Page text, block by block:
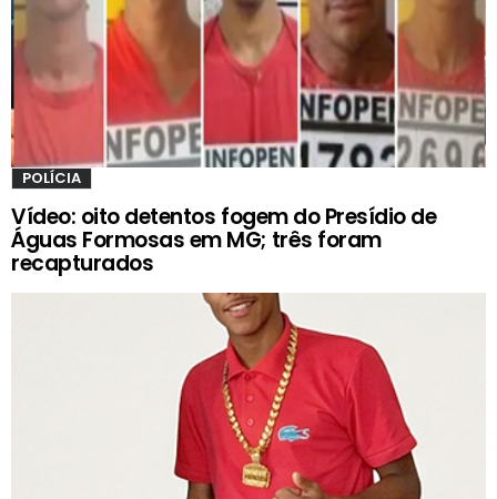
POLÍCIA
Vídeo: oito detentos fogem do Presídio de
Águas Formosas em MG; três foram
recapturados